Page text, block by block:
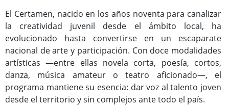
Programas Culturales
El Certamen, nacido en los años noventa para canalizar
la creatividad juvenil desde el ámbito local, ha
evolucionado hasta convertirse en un escaparate
nacional de arte y participación. Con doce modalidades
artísticas —entre ellas novela corta, poesía, cortos,
danza, música amateur o teatro aficionado—, el
programa mantiene su esencia: dar voz al talento joven
desde el territorio y sin complejos ante todo el país.